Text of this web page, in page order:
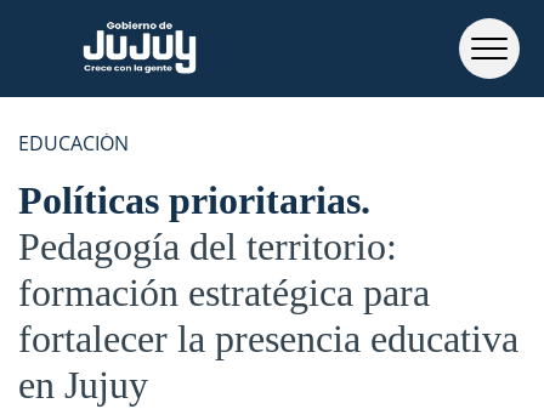
EDUCACIÓN
Políticas prioritarias
Pedagogía del territorio:
formación estratégica para
fortalecer la presencia educativa
en Jujuy